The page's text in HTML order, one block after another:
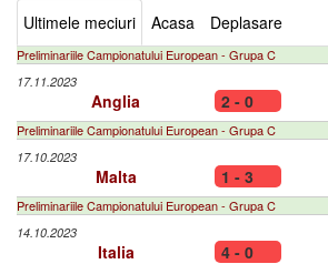
Ultimele meciuri Acasa Deplasare
Preliminariile Campionatului European - Grupa C
17.11.2023
Anglia 2 - 0
Preliminariile Campionatului European - Grupa C
17.10.2023
Malta 1 - 3
Preliminariile Campionatului European - Grupa C
14.10.2023
Italia 4 - 0